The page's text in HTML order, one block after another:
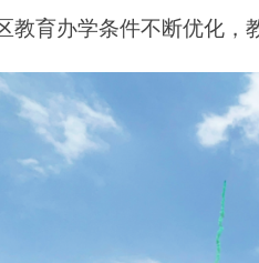
教育办学条件不断优化，